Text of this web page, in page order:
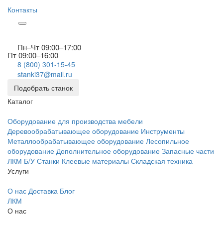
Контакты
Пн–Чт 09:00–17:00
Пт 09:00–16:00
8 (800) 301-15-45
stanki37@mail.ru
Подобрать станок
Каталог
Оборудование для производства мебели
Деревообрабатывающее оборудование Инструменты
Металлообрабатывающее оборудование Лесопильное
оборудование Дополнительное оборудование Запасные части
ЛКМ Б/У Станки Клеевые материалы Складская техника
Услуги
О нас Доставка Блог
ЛКМ
О нас